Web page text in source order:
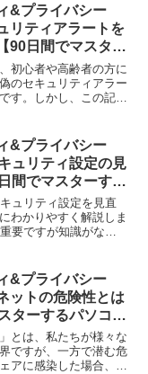
&プライバシー
リティアラートを
90日間でマスター
座】
初心者や高齢者の方に
のセキュリティアラー
す。しかし、この記事
&プライバシー
ュリティ設定の見
間でマスターする
ュリティ設定を見直
わかりやすく解説しま
要ですが知識がない
&プライバシー
ットの危険性とは
ターするパソコン
とは、私たちが様々な
ですが、一方で潜む危
アに感染した場合、大